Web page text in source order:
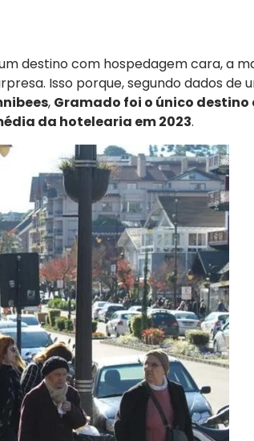
destino com hospedagem cara, a
Isso porque, segundo dados de
, Gramado foi o único destino
da hotelearia em 2023.